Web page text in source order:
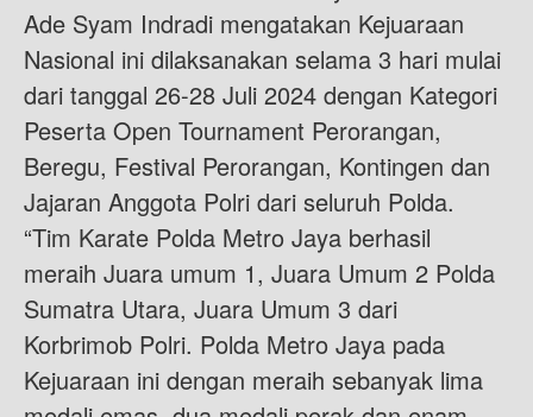
Ade Syam Indradi mengatakan Kejuaraan
Nasional ini dilaksanakan selama 3 hari mulai
dari tanggal 26-28 Juli 2024 dengan Kategori
Peserta Open Tournament Perorangan,
Beregu, Festival Perorangan, Kontingen dan
Jajaran Anggota Polri dari seluruh Polda.
“Tim Karate Polda Metro Jaya berhasil
meraih Juara umum 1, Juara Umum 2 Polda
Sumatra Utara, Juara Umum 3 dari
Korbrimob Polri. Polda Metro Jaya pada
Kejuaraan ini dengan meraih sebanyak lima